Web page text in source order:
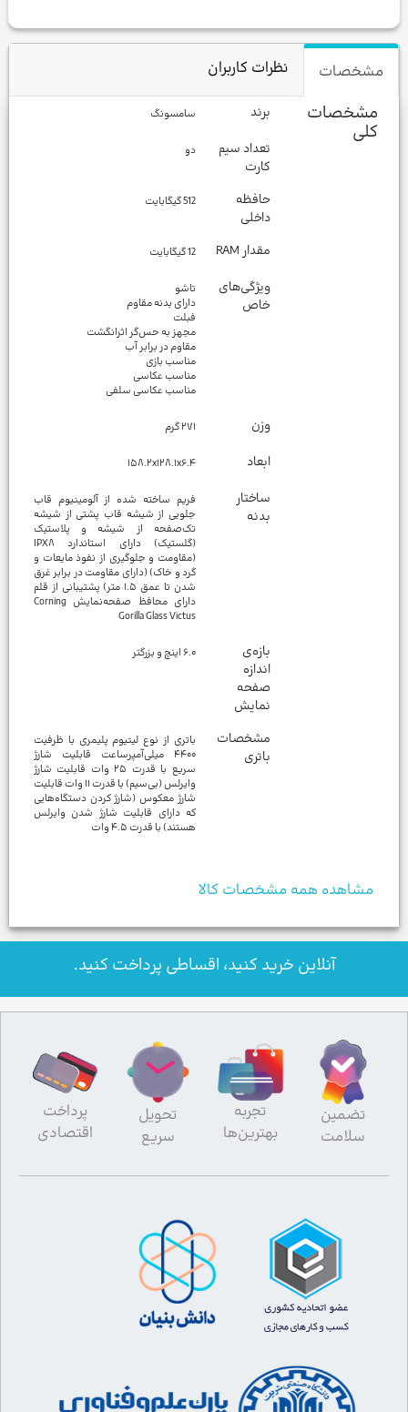
مشخصات نظرات کاربران
مشخصات
کلی
برند سامسونگ
تعداد سیم
کارت
دو
حافظه
داخلی
512 گیگابایت
مقدار RAM 12 گیگابایت
ویژگی‌های
خاص
مناسب عکاسی سلفی
وزن ۲۷۱ گرم
ابعاد ۱۵۸.۲x۱۲۸.۱x۶.۴
ساختار
بدنه
فریم ساخته شده از آلومینیوم قاب
جلویی از شیشه قاب پشتی از شیشه
تک‌صفحه از شیشه و پلاستیک
(گلستیک) دارای استاندارد IPX۸
(مقاومت و جلوگیری از نفوذ مایعات و
گرد و خاک) (دارای مقاومت در برابر غرق
شدن تا عمق ۱.۵ متر) پشتیبانی از قلم
دارای محافظ صفحه‌نمایش Corning
Gorilla Glass Victus
بازه‌ی
اندازه
صفحه
نمایش
۶.۰ اینچ و بزرگتر
مشخصات
باتری
باتری از نوع لیتیوم پلیمری با ظرفیت
۴۴۰۰ میلی‌آمپرساعت قابلیت شارژ
سریع با قدرت ۲۵ وات قابلیت شارژ
وایرلس (بی‌سیم) با قدرت ۱۱ وات قابلیت
شارژ معکوس (شارژ کردن دستگاه‌هایی
که دارای قابلیت شارژ شدن وایرلس
هستند) با قدرت ۴.۵ وات
مشاهده همه مشخصات کالا
آنلاین خرید کنید، اقساطی پرداخت کنید.
تضمین
سلامت
تجربه
بهترین‌ها
تحویل
سریع
پرداخت
اقتصادی